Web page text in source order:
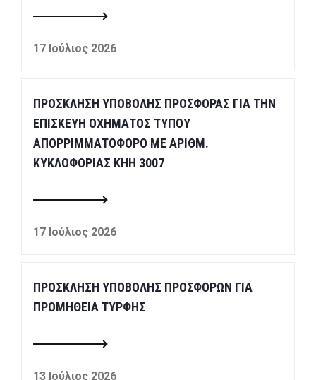
17 Ιούλιος 2026
ΠΡΟΣΚΛΗΣΗ ΥΠΟΒΟΛΗΣ ΠΡΟΣΦΟΡΑΣ ΓΙΑ ΤΗΝ
ΕΠΙΣΚΕΥΗ ΟΧΗΜΑΤΟΣ ΤΥΠΟΥ
ΑΠΟΡΡΙΜΜΑΤΟΦΟΡΟ ΜΕ ΑΡΙΘΜ.
ΚΥΚΛΟΦΟΡΙΑΣ ΚΗΗ 3007
17 Ιούλιος 2026
ΠΡΟΣΚΛΗΣΗ ΥΠΟΒΟΛΗΣ ΠΡΟΣΦΟΡΩΝ ΓΙΑ
ΠΡΟΜΗΘΕΙΑ ΤΥΡΦΗΣ
13 Ιούλιος 2026